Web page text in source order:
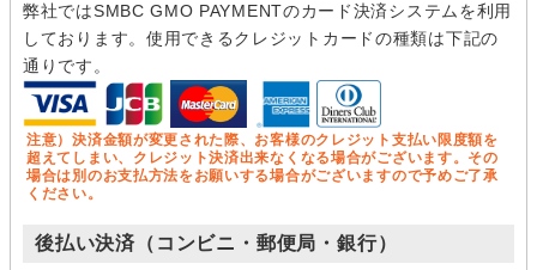
弊社ではSMBC GMO PAYMENTのカード決済システムを利用
しております。使用できるクレジットカードの種類は下記の
通りです。
注意）決済金額が変更された際、お客様のクレジット支払い限度額を
超えてしまい、クレジット決済出来なくなる場合がございます。その
場合は別のお支払方法をお願いする場合がございますので予めご了承
ください。
後払い決済（コンビニ・郵便局・銀行）